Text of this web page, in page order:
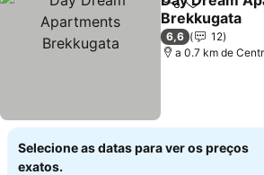
PartilharAdicionar
Brekkugata
Ver preços
6,6
12
a 0.7 km de
Selecione as datas para ver os preços
exatos.